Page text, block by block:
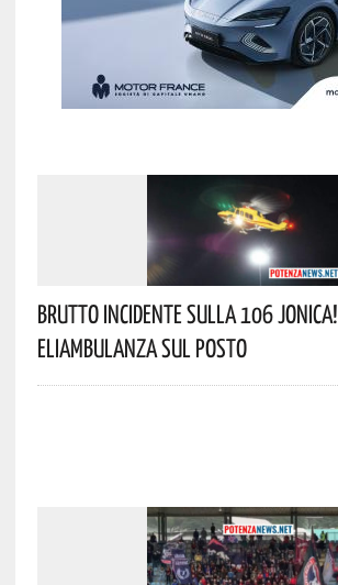
Brutto Incidente Sulla 106 Jonica!
Eliambulanza Sul Posto